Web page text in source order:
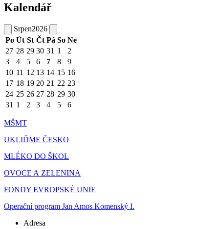
Kalendář
Srpen2026
Po Út St Čt Pá So Ne
27 28 29 30 31 1
2
3
4 5 6 7 8
9
10 11 12 13 14 15 16
17 18 19 20 21 22 23
24 25 26 27 28 29 30
31 1 2 3 4 5 6
MŠMT
UKLIĎME ČESKO
MLÉKO DO ŠKOL
OVOCE A ZELENINA
FONDY EVROPSKÉ UNIE
Operační program Jan Amos Komenský I.
Adresa